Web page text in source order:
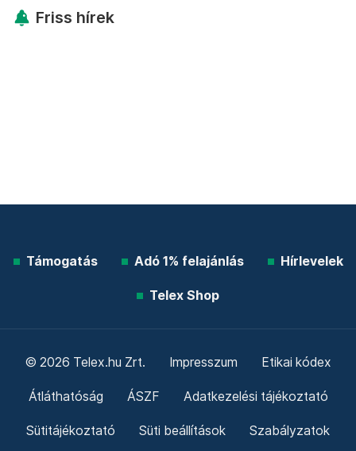
Friss hírek
Támogatás Adó 1% felajánlás Hírlevelek
Telex Shop
© 2026 Telex.hu Zrt. Impresszum Etikai kódex
Átláthatóság ÁSZF Adatkezelési tájékoztató
Sütitájékoztató Süti beállítások Szabályzatok